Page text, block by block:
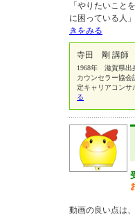
「やりたいこと
に困っている人
きをみる
寺田 剛 講師
1968年 滋賀県出
カウンセラー協
定キャリアコン
る
動画の良い点は